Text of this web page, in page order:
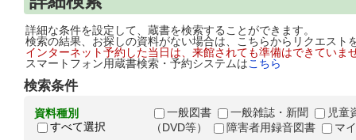
詳細な条件を設定して、蔵書を検索することができます。
検索の結果、お探しの資料がない場合は、こちらからリクエス
インターネット予約した当日は、来館されても準備はできてい
スマートフォン用蔵書検索・予約システムはこちら
検索条件
資料種別
すべて選択
一般図書 一般雑誌・新聞
児童
（DVD等）
障害者用録音図書 マ